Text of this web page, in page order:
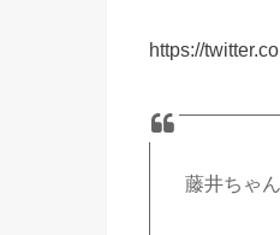
https://
藤井ちゃ